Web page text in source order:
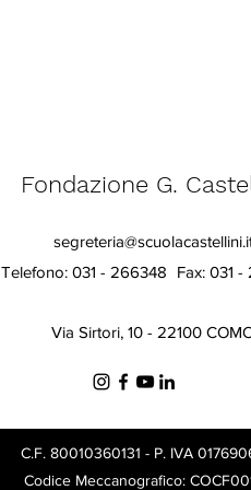
Fondazione G.
Telefono: 031 - 266348
Fax: 031
Via Sirtori, 10 - 22100
C.F. 80010360131 - P. IVA
Codice Meccanografico: